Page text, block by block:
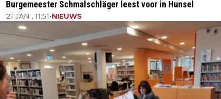
Burgemeester Schmalschläger leest voor in Hunsel
21 JAN , 11:51•NIEUWS